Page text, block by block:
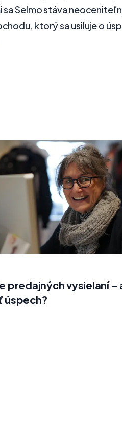
sa Selmo stáva
ktorý sa usiluje o
predajných vysielaní -
úspech?